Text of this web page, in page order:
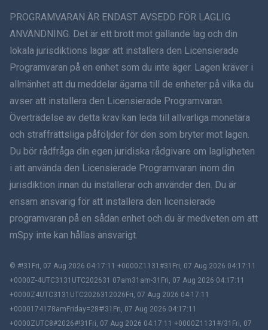
ภาษาไทย
Dansk
हिंदी
עברית
Română
Ελληνικά
繁體中文
Slovenčina
PROGRAMVARAN ÄR ENDAST AVSEDD FÖR LAGLIG
ANVÄNDNING. Det är ett brott mot gällande lag och din
lokala jurisdiktions lagar att installera den Licensierade
Programvaran på en enhet som du inte äger. Lagen kräver i
allmänhet att du meddelar ägarna till de enheter på vilka du
avser att installera den Licensierade Programvaran.
Överträdelse av detta krav kan leda till allvarliga monetära
och straffrättsliga påföljder för den som bryter mot lagen.
Du bör rådfråga din egen juridiska rådgivare om lagligheten
i att använda den Licensierade Programvaran inom din
jurisdiktion innan du installerar och använder den. Du är
ensam ansvarig för att installera den licensierade
programvaran på en sådan enhet och du är medveten om att
mSpy inte kan hållas ansvarigt.
© #!31Fri, 07 Aug 2026 04:17:11 +0000Z1131#31Fri, 07 Aug 2026 04:17:11
+0000Z-4UTC3131UTC202631 07am31am-31Fri, 07 Aug 2026 04:17:11
+0000Z4UTC3131UTC2026312026Fri, 07 Aug 2026 04:17:11
+0000174178amFriday=28#!31Fri, 07 Aug 2026 04:17:11
+0000ZUTC8#2026#!31Fri, 07 Aug 2026 04:17:11 +0000Z1131#/31Fri, 07